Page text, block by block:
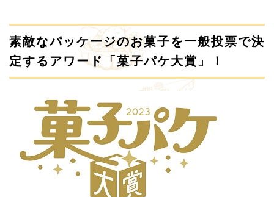
素敵なパッケージのお菓子を一般投票で決
定するアワード「菓子パケ大賞」！